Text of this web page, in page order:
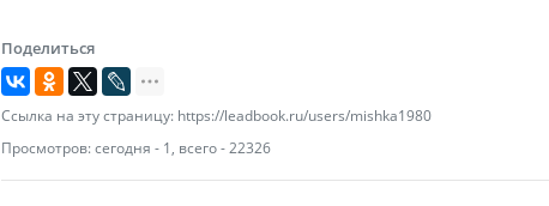
Поделиться
Ссылка на эту страницу: https://leadbook.ru/users/mishka1980
Просмотров: сегодня - 1, всего - 22326